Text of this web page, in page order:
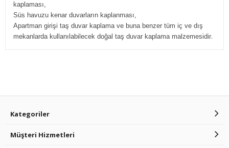
kaplaması,
Süs havuzu kenar duvarların kaplanması,
Apartman girişi taş duvar kaplama ve buna benzer tüm iç ve dış
mekanlarda kullanılabilecek doğal taş duvar kaplama malzemesidir.
Kategoriler
Müşteri Hizmetleri